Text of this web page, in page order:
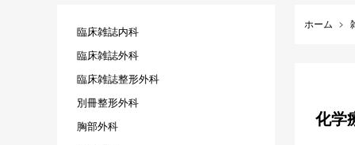
ホーム
化学
臨床雑誌内科
臨床雑誌外科
臨床雑誌整形外科
別冊整形外科
胸部外科